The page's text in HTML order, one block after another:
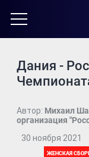
Дания -
Автор: Михаил
организация
30 ноября 2021
ЖЕНСКАЯ